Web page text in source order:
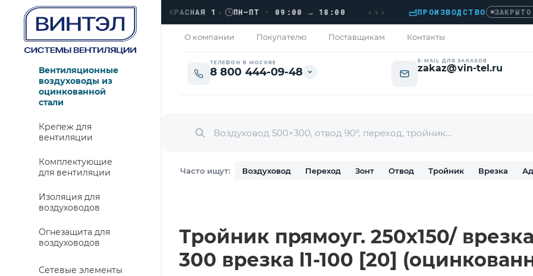
ЗАКРЫТО › ЛЮБЕРЦЫ, УЛ. КРАСНАЯ 1 › ПН–ПТ · 09:00 → 18:00 ››› ПРОИЗВОДСТВО ЗАКРЫТО ›
О компании Покупателю Поставщикам Контакты
ТЕЛЕФОН В МОСКВЕ
8 800 444-09-48
E-MAIL ДЛЯ ЗАКАЗОВ
zakaz@vin-tel.ru
Часто ищут: Воздуховод Переход Зонт Отвод Тройник Врезка
Вентиляционные
воздуховоды из
оцинкованной
стали
Крепеж для
вентиляции
Комплектующие
для вентиляции
Изоляция для
воздуховодов
Огнезащита для
воздуховодов
Сетевые элементы
Тройник прямоуг. 250х150/
300 врезка l1-100 [20]